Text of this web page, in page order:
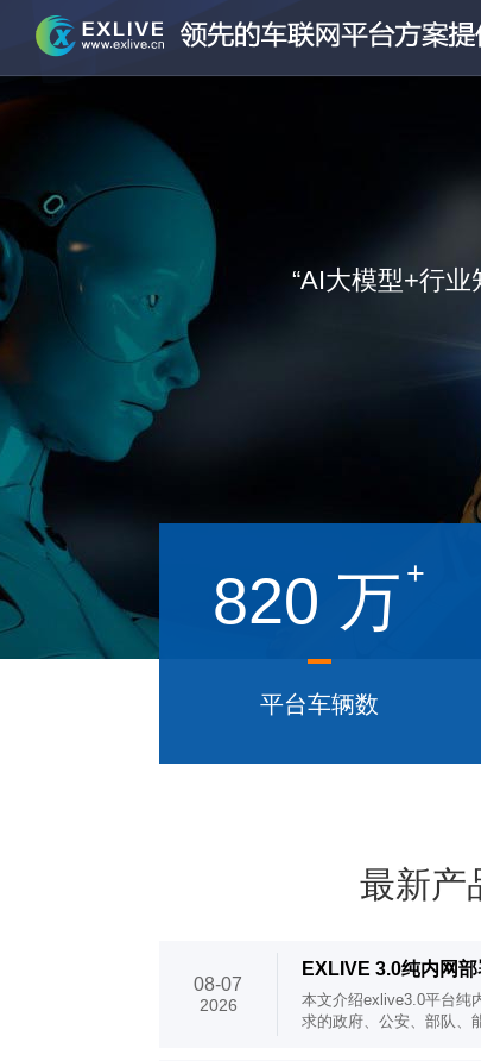
“AI大模型+行
820 万 +
平台车辆数
最新产
08-07
2026
EXLIVE 3.0纯内网
本文介绍exlive3.0平台纯
求的政府、公安、部队、